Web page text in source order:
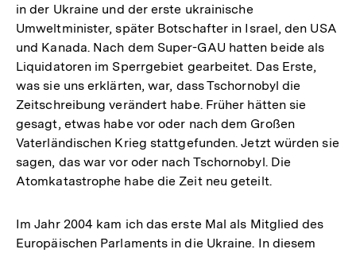
in der Ukraine und der erste ukrainische
Umweltminister, später Botschafter in Israel, den USA
und Kanada. Nach dem Super-GAU hatten beide als
Liquidatoren im Sperrgebiet gearbeitet. Das Erste,
was sie uns erklärten, war, dass Tschornobyl die
Zeitschreibung verändert habe. Früher hätten sie
gesagt, etwas habe vor oder nach dem Großen
Vaterländischen Krieg stattgefunden. Jetzt würden sie
sagen, das war vor oder nach Tschornobyl. Die
Atomkatastrophe habe die Zeit neu geteilt.
Im Jahr 2004 kam ich das erste Mal als Mitglied des
Europäischen Parlaments in die Ukraine. In diesem